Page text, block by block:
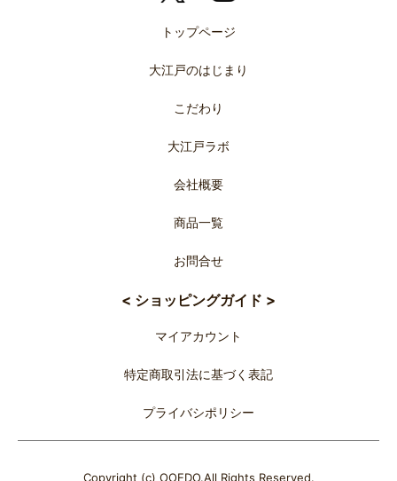
トップページ
大江戸のはじまり
こだわり
大江戸ラボ
会社概要
商品一覧
お問合せ
< ショッピングガイド >
マイアカウント
特定商取引法に基づく表記
プライバシポリシー
Copyright (c) OOEDO.All Rights Reserved.